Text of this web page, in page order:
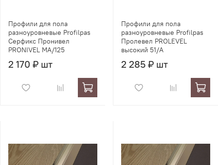
Профили для пола
разноуровневые Profilpas
Серфикс Пронивел
PRONIVEL MA/125
2 170 ₽ шт
Профили для пола
разноуровневые Profilpas
Пролевел PROLEVEL
высокий 51/A
2 285 ₽ шт